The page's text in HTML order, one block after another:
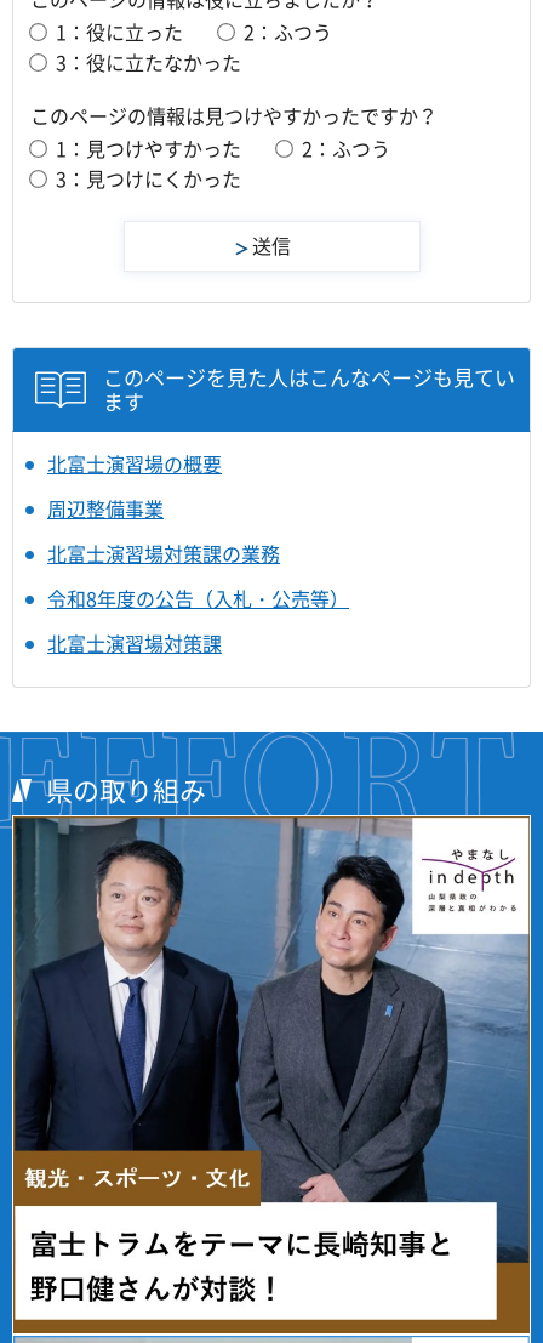
1：役に立った
2：ふつう
3：役に立たなかった
このページの情報は見つけやすかったですか？
1：見つけやすかった
2：ふつう
3：見つけにくかった
このページを見た人はこんなページも見てい
ます
北富士演習場の概要
周辺整備事業
北富士演習場対策課の業務
令和8年度の公告（入札・公売等）
北富士演習場対策課
県の取り組み